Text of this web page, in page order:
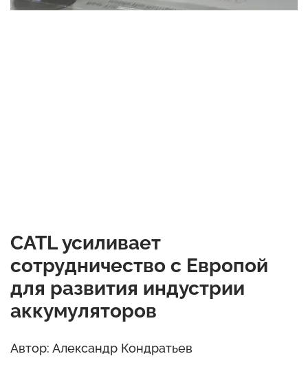
CATL усиливает
сотрудничество с Европой
для развития индустрии
аккумуляторов
Автор: Александр Кондратьев